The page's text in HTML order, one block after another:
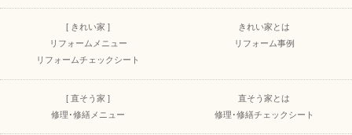
[ きれい家 ]
きれい家とは
リフォームメニュー
リフォーム事例
リフォームチェックシート
[ 直そう家 ]
直そう家とは
修理･修繕メニュー
修理･修繕チェックシート